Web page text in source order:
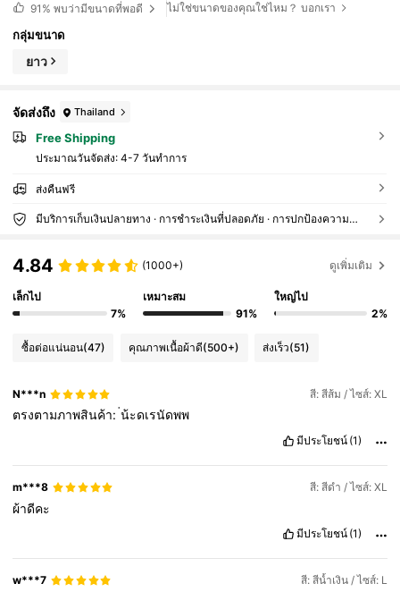
91% พบว่ามีขนาดที่พอดี ไม่ใช่ขนาดของคุณใช่ไหม？ บอกเรา
กลุ่มขนาด
ยาว
จัดส่งถึง Thailand
Free Shipping
ประมาณวันจัดส่ง: 4-7 วันทำการ
ส่งคืนฟรี
มีบริการเก็บเงินปลายทาง · การชำระเงินที่ปลอดภัย · การปกป้องความเป็นส่วนตัว
4.84 (1000+) ดูเพิ่มเติม
เล็กไป
7%
เหมาะสม
91%
ใหญ่ไป
2%
ซื้อต่อแน่นอน(47) คุณภาพเนื้อผ้าดี(500+) ส่งเร็ว(51)
N***n สี: สีส้ม / ไซส์: XL
ตรงตามภาพสินค้า:่น้ะดเรนัดพพ
มีประโยชน์ (1)
m***8 สี: สีดำ / ไซส์: XL
ผ้าดีคะ
มีประโยชน์ (1)
w***7 สี: สีน้ำเงิน / ไซส์: L